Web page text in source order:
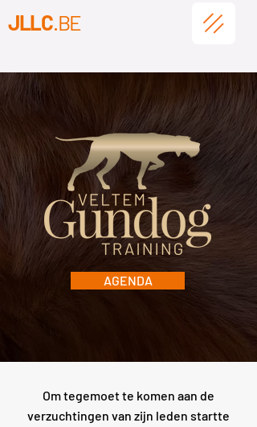
JLLC.BE
AGENDA
Om tegemoet te komen aan de
verzuchtingen van zijn leden startte